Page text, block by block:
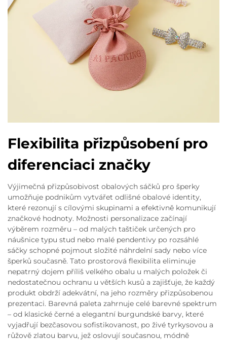
Flexibilita přizpůsobení pro
diferenciaci značky
Výjimečná přizpůsobivost obalových sáčků pro šperky
umožňuje podnikům vytvářet odlišné obalové identity,
které rezonují s cílovými skupinami a efektivně komunikují
značkové hodnoty. Možnosti personalizace začínají
výběrem rozměru – od malých taštiček určených pro
náušnice typu stud nebo malé pendentivy po rozsáhlé
sáčky schopné pojmout složité náhrdelní sady nebo více
šperků současně. Tato prostorová flexibilita eliminuje
nepatrný dojem příliš velkého obalu u malých položek či
nedostatečnou ochranu u větších kusů a zajišťuje, že každý
produkt obdrží adekvátní, na jeho rozměry přizpůsobenou
prezentaci. Barevná paleta zahrnuje celé barevné spektrum
– od klasické černé a elegantní burgundské barvy, které
vyjadřují bezčasovou sofistikovanost, po živé tyrkysovou a
růžově zlatou barvu, jež oslovují současnou, módně